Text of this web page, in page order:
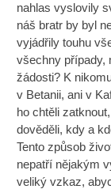
nahlas vyslovily
náš bratr by byl
vyjádřily touhu
všechny případy,
žádosti? K
v Betanii, ani v
ho chtěli
dověděli, kdy a
Tento způsob
nepatří nějakým
veliký vzkaz,